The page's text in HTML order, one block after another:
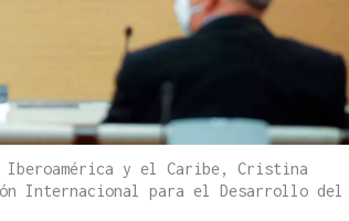
Iberoamérica y el Caribe, Cristina
Internacional para el Desarrollo del